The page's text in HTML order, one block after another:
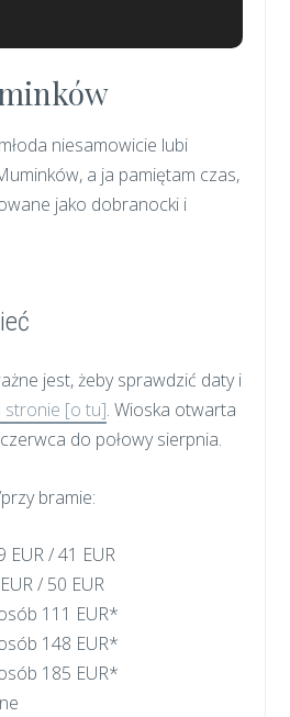
niesamowicie lubi
a ja pamiętam czas,
jako dobranocki i
jest, żeby sprawdzić daty i
stronie [o tu]. Wioska otwarta
do połowy sierpnia.
bramie:
EUR / 41 EUR
/ 50 EUR
111 EUR*
148 EUR*
185 EUR*